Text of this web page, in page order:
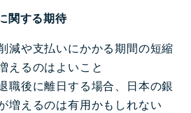
関する期待
減や支払いにかかる期間の短縮
えるのはよいこと
職後に離日する場合、日本の銀
増えるのは有用かもしれない